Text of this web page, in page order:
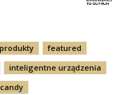
featured
inteligentne urządzenia